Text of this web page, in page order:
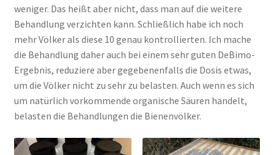
weniger. Das heißt aber nicht, dass man auf die weitere
Behandlung verzichten kann. Schließlich habe ich noch
mehr Völker als diese 10 genau kontrollierten. Ich mache
die Behandlung daher auch bei einem sehr guten DeBimo-
Ergebnis, reduziere aber gegebenenfalls die Dosis etwas,
um die Völker nicht zu sehr zu belasten. Auch wenn es sich
um natürlich vorkommende organische Säuren handelt,
belasten die Behandlungen die Bienenvölker.